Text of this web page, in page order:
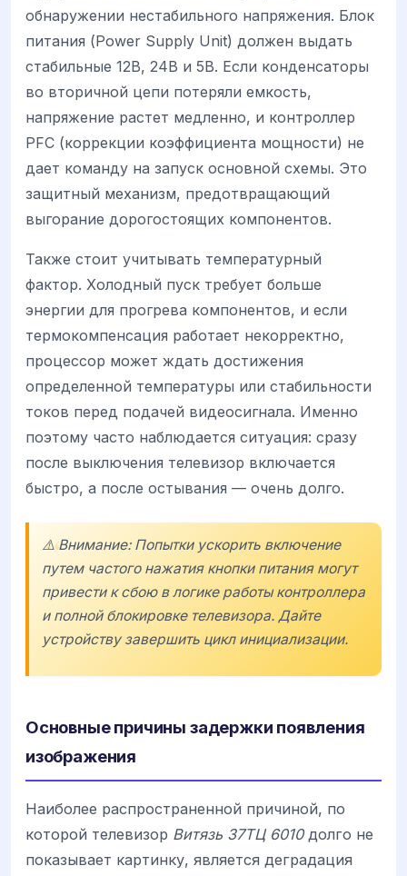
обнаружении нестабильного напряжения. Блок
питания (Power Supply Unit) должен выдать
стабильные 12В, 24В и 5В. Если конденсаторы
во вторичной цепи потеряли емкость,
напряжение растет медленно, и контроллер
PFC (коррекции коэффициента мощности) не
дает команду на запуск основной схемы. Это
защитный механизм, предотвращающий
выгорание дорогостоящих компонентов.
Также стоит учитывать температурный
фактор. Холодный пуск требует больше
энергии для прогрева компонентов, и если
термокомпенсация работает некорректно,
процессор может ждать достижения
определенной температуры или стабильности
токов перед подачей видеосигнала. Именно
поэтому часто наблюдается ситуация: сразу
после выключения телевизор включается
быстро, а после остывания — очень долго.
⚠️ Внимание: Попытки ускорить включение
путем частого нажатия кнопки питания могут
привести к сбою в логике работы контроллера
и полной блокировке телевизора. Дайте
устройству завершить цикл инициализации.
Основные причины задержки появления
изображения
Наиболее распространенной причиной, по
которой телевизор Витязь 37ТЦ 6010долго не
показывает картинку, является деградация